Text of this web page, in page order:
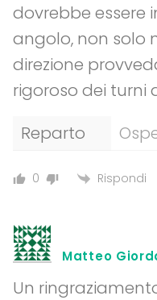
dovrebbe essere
angolo, non solo
direzione
rigoroso dei turni
Reparto
0 Rispondi
Matteo
Un